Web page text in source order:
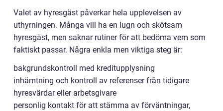
Valet av hyresgäst påverkar hela upplevelsen av
uthyrningen. Många vill ha en lugn och skötsam
hyresgäst, men saknar rutiner för att bedöma vem som
faktiskt passar. Några enkla men viktiga steg är:
bakgrundskontroll med kreditupplysning
inhämtning och kontroll av referenser från tidigare
hyresvärdar eller arbetsgivare
personlig kontakt för att stämma av förväntningar,